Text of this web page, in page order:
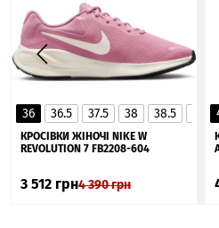
36 36.5 37.5 38 38.5
КРОСІВКИ ЖІНОЧІ NIKE W
REVOLUTION 7 FB2208-604
3 512 грн4 390грн